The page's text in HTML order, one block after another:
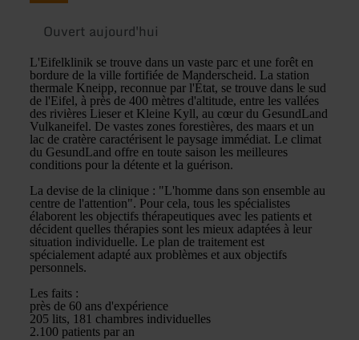
Ouvert aujourd'hui
L'Eifelklinik se trouve dans un vaste parc et une forêt en
bordure de la ville fortifiée de Manderscheid. La station
thermale Kneipp, reconnue par l'État, se trouve dans le sud
de l'Eifel, à près de 400 mètres d'altitude, entre les vallées
des rivières Lieser et Kleine Kyll, au cœur du GesundLand
Vulkaneifel. De vastes zones forestières, des maars et un
lac de cratère caractérisent le paysage immédiat. Le climat
du GesundLand offre en toute saison les meilleures
conditions pour la détente et la guérison.
La devise de la clinique : "L'homme dans son ensemble au
centre de l'attention". Pour cela, tous les spécialistes
élaborent les objectifs thérapeutiques avec les patients et
décident quelles thérapies sont les mieux adaptées à leur
situation individuelle. Le plan de traitement est
spécialement adapté aux problèmes et aux objectifs
personnels.
Les faits :
près de 60 ans d'expérience
205 lits, 181 chambres individuelles
2.100 patients par an